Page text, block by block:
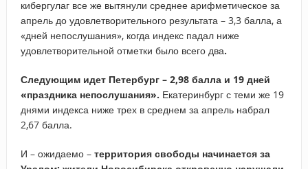
кибергулаг все же вытянули среднее арифметическое за
апрель до удовлетворительного результата – 3,3 балла, а
«дней непослушания», когда индекс падал ниже
удовлетворительной отметки было всего два.
Следующим идет Петербург – 2,98 балла и 19 дней
«праздника непослушания». Екатеринбург с теми же 19
днями индекса ниже трех в среднем за апрель набрал
2,67 балла.
И – ожидаемо – территория свободы начинается за